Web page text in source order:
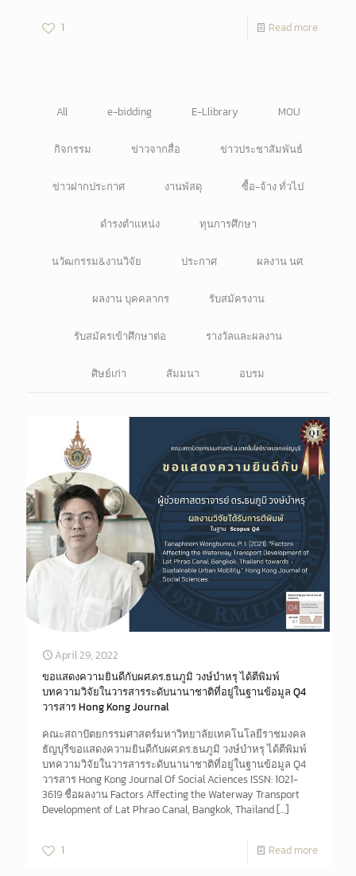
1 Read more
All e-bidding E-Llibrary MOU
กิจกรรม ข่าวจากสื่อ ข่าวประชาสัมพันธ์
ข่าวฝากประกาศ งานพัสดุ ซื้อ-จ้าง ทั่วไป
ดำรงตำแหน่ง ทุนการศึกษา
นวัฒกรรม&งานวิจัย ประกาศ ผลงาน นศ.
ผลงาน บุคคลากร รับสมัครงาน
รับสมัครเข้าศึกษาต่อ รางวัลและผลงาน
ศิษย์เก่า สัมมนา อบรม
April 29, 2022
ขอแสดงความยินดีกับผศ.ดร.ธนภูมิ วงษ์บำหรุ ได้ตีพิมพ์
บทความวิจัยในวารสารระดับนานาชาติที่อยู่ในฐานข้อมูล Q4
วารสาร Hong Kong Journal
คณะสถาปัตยกรรมศาสตร์มหาวิทยาลัยเทคโนโลยีราชมงคล
ธัญบุรีขอแสดงความยินดีกับผศ.ดร.ธนภูมิ วงษ์บำหรุ ได้ตีพิมพ์
บทความวิจัยในวารสารระดับนานาชาติที่อยู่ในฐานข้อมูล Q4
วารสาร Hong Kong Journal Of Social Aciences ISSN: 1021-
3619 ชื่อผลงาน Factors Affecting the Waterway Transport
Development of Lat Phrao Canal, Bangkok, Thailand[…]
1 Read more